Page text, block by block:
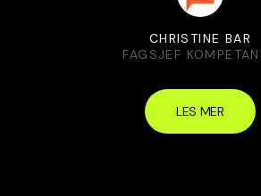
CHRISTINE BAR
FAGSJEF
LES MER